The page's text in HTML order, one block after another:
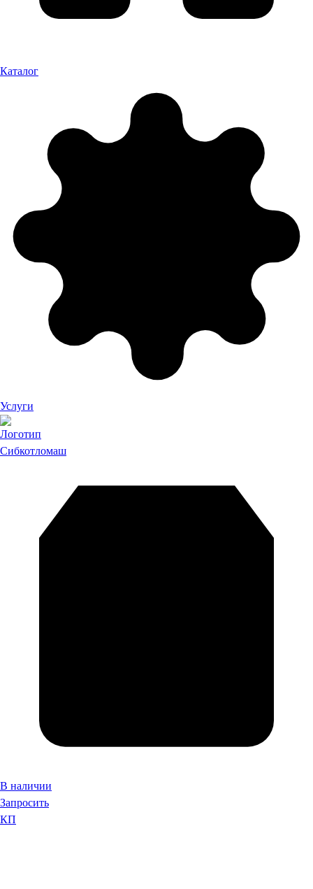
Каталог
Услуги
В наличии
Запросить
КП